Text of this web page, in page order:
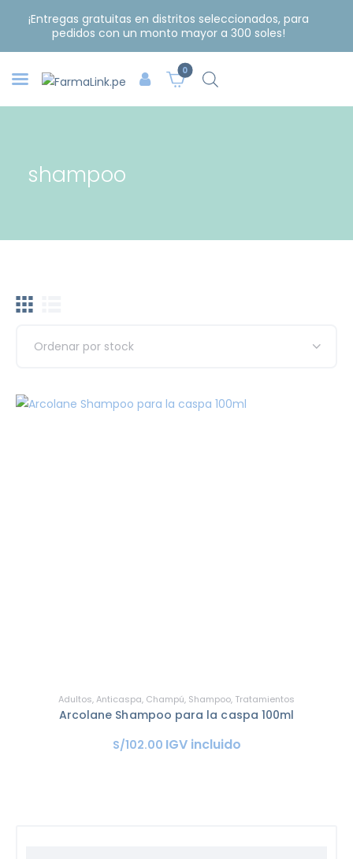
¡Entregas gratuitas en distritos seleccionados, para
pedidos con un monto mayor a 300 soles!
0
shampoo
Adultos,Anticaspa, Champú, Shampoo, Tratamientos
Arcolane Shampoo para la caspa 100ml
S/102.00 IGV incluido